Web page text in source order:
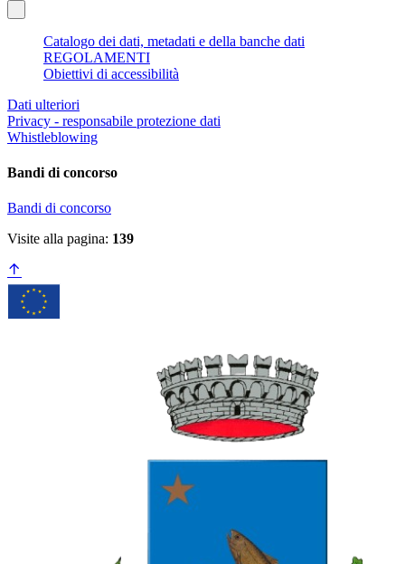
Catalogo dei dati, metadati e della banche dati
REGOLAMENTI
Obiettivi di accessibilità
Dati ulteriori
Privacy - responsabile protezione dati
Whistleblowing
Bandi di concorso
Bandi di concorso
Visite alla pagina: 139